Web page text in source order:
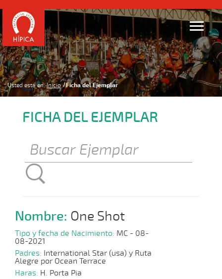
Usted está en: Inicio Ficha del Ejemplar
FICHA DEL EJEMPLAR
Nombre: One Shot
Tipo y fecha de Nacimiento: MC - 08-
08-2021
Padres: International Star (usa) y Ruta
Alegre por Ocean Terrace
Haras: H. Porta Pia